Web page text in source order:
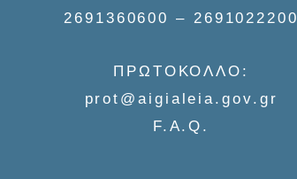
2691360600 – 2691022200
ΠΡΩΤΟΚΟΛΛΟ:
prot@aigialeia.gov.gr
F.A.Q.